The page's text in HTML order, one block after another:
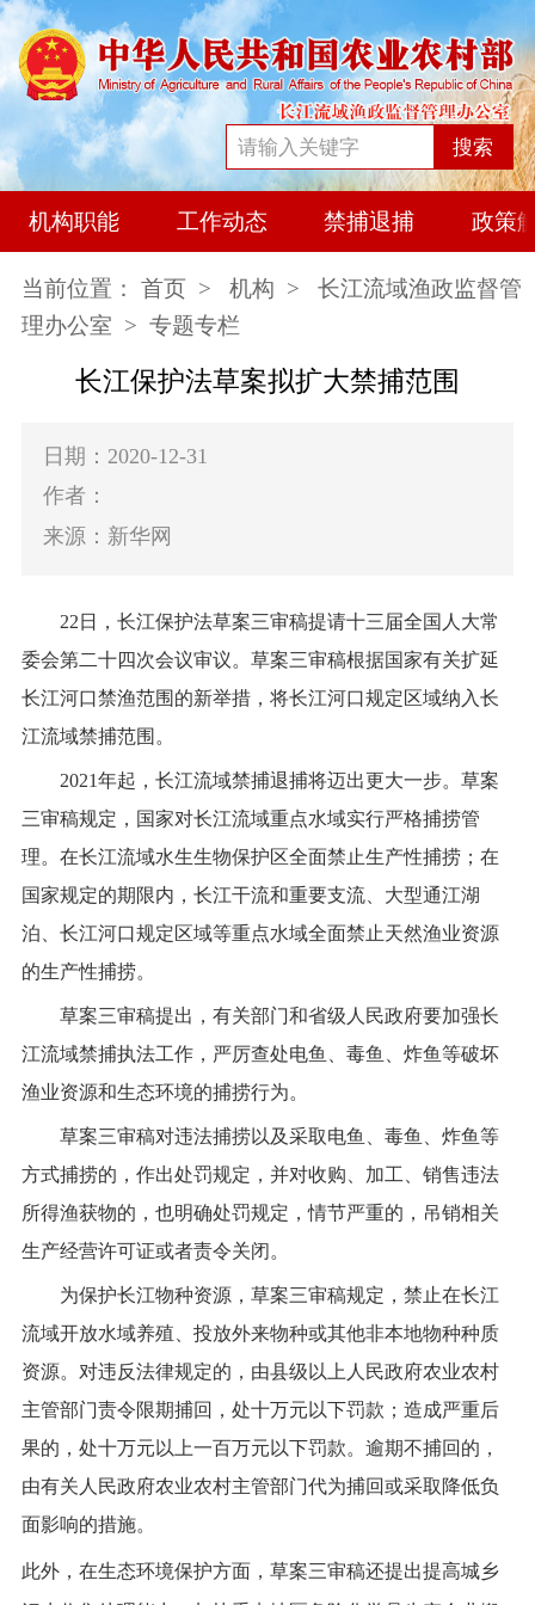
搜索
机构职能 工作动态 禁捕退捕 政策
当前位置： 首页 > 机构 >
长江流域渔政监督管
理办公室 > 专题专栏
长江保护法草案拟扩大禁捕范围
日期：2020-12-31
作者：
来源：新华网
22 日，长江保护法草案三审稿提请十三届全国人大常
委会第二十四次会议审议。草案三审稿根据国家有关扩延
长江河口禁渔范围的新举措，将长江河口规定区域纳入长
江流域禁捕范围。
2021年起，长江流域禁捕退捕将迈出更大一步。草案
三审稿规定，国家对长江流域重点水域实行严格捕捞管
理。在长江流域水生生物保护区全面禁止生产性捕捞；在
国家规定的期限内，长江干流和重要支流、大型通江湖
泊、长江河口规定区域等重点水域全面禁止天然渔业资源
的生产性捕捞。
草案三审稿提出，有关部门和省级人民政府要加强长
江流域禁捕执法工作，严厉查处电鱼、毒鱼、炸鱼等破坏
渔业资源和生态环境的捕捞行为。
草案三审稿对违法捕捞以及采取电鱼、毒鱼、炸鱼等
方式捕捞的，作出处罚规定，并对收购、加工、销售违法
所得渔获物的，也明确处罚规定，情节严重的，吊销相关
生产经营许可证或者责令关闭。
为保护长江物种资源，草案三审稿规定，禁止在长江
流域开放水域养殖、投放外来物种或其他非本地物种种质
资源。对违反法律规定的，由县级以上人民政府农业农村
主管部门责令限期捕回，处十万元以下罚款；造成严重后
果的，处十万元以上一百万元以下罚款。逾期不捕回的，
由有关人民政府农业农村主管部门代为捕回或采取降低负
面影响的措施。
此外，在生态环境保护方面，草案三审稿还提出提高城乡